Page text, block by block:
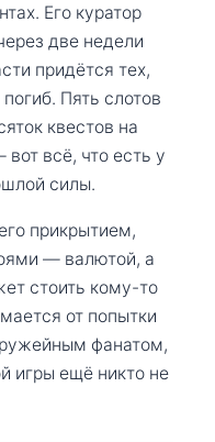
Его куратор
две недели
придётся тех,
Пять слотов
квестов на
всё, что есть у
силы.
прикрытием,
— валютой, а
стоить кому-то
от попытки
фанатом,
игры ещё никто не